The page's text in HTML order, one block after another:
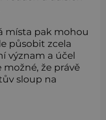
místa pak mohou
působit zcela
význam a účel
že právě
sloup na